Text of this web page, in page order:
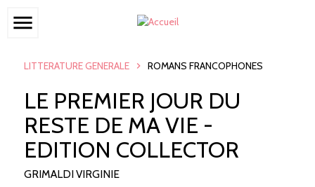
menu
LITTERATURE GENERALE ROMANS FRANCOPHONES
LE PREMIER JOUR DU
RESTE DE MA VIE -
EDITION COLLECTOR
GRIMALDI VIRGINIE